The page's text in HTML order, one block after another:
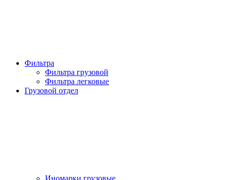
Фильтра
Фильтра грузовой
Фильтра легковые
Грузовой отдел
Иномарки грузовые